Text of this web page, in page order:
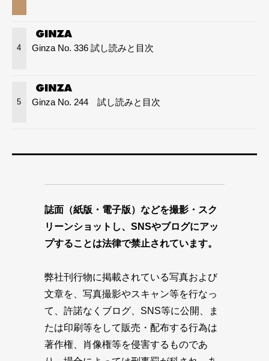
4 Ginza No. 336 試し読みと目次
5 Ginza No. 244 試し読みと目次
誌面（紙版・電子版）などを撮影・スク
リーンショットし、SNSやブログにアッ
プすることは法律で禁止されています。
弊社刊行物に掲載されている写真および
文章を、写真撮影やスキャン等を行なっ
て、許諾なくブログ、SNS等に公開、ま
たは印刷等をして販売・配布する行為は
著作権、肖像権等を侵害するものであ